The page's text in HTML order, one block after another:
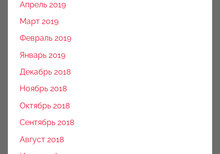
Апрель 2019
Март 2019
Февраль 2019
Январь 2019
Декабрь 2018
Ноябрь 2018
Октябрь 2018
Сентябрь 2018
Август 2018